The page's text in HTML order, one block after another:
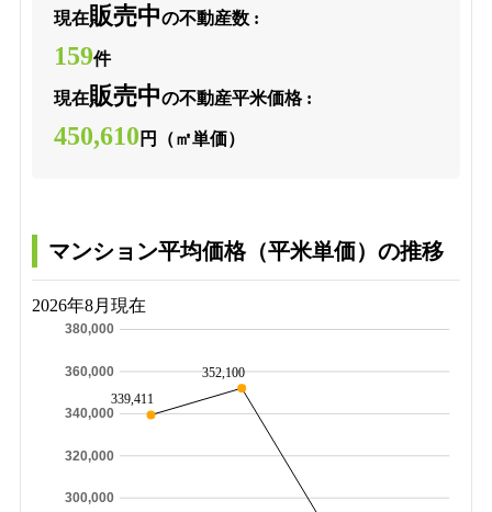
現在販売中の不動産数 :
159件
現在販売中の不動産平米価格 :
450,610 円（㎡単価）
マンション平均価格（平米単価）の推移
2026年8月現在
300,000
320,000
340,000
360,000
380,000
339,411
352,100